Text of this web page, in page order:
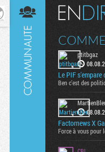
Digest
ptitbgaz
Le PIF s'empare
Ben c'est des
Factornews X
Force à vous pour